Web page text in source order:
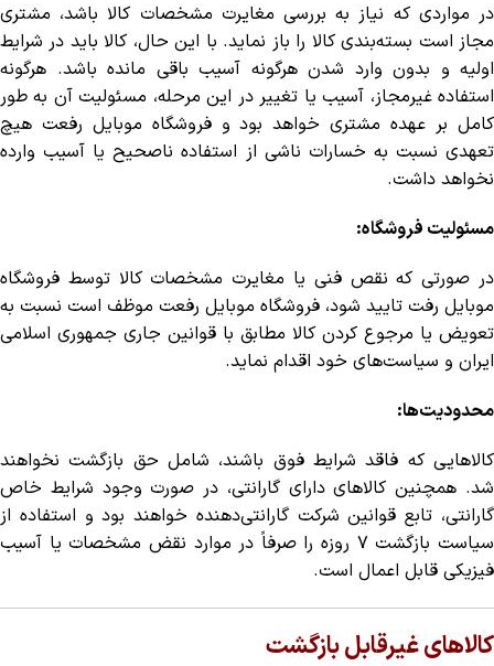
در مواردی که نیاز به بررسی مغایرت مشخصات کالا باشد، مشتری
مجاز است بسته‌بندی کالا را باز نماید. با این حال، کالا باید در شرایط
اولیه و بدون وارد شدن هرگونه آسیب باقی مانده باشد. هرگونه
استفاده غیرمجاز، آسیب یا تغییر در این مرحله، مسئولیت آن به طور
کامل بر عهده مشتری خواهد بود و فروشگاه موبایل رفعت هیچ
تعهدی نسبت به خسارات ناشی از استفاده ناصحیح یا آسیب وارده
نخواهد داشت.
مسئولیت فروشگاه:
در صورتی که نقص فنی یا مغایرت مشخصات کالا توسط فروشگاه
موبایل رفت تایید شود، فروشگاه موبایل رفعت موظف است نسبت به
تعویض یا مرجوع کردن کالا مطابق با قوانین جاری جمهوری اسلامی
ایران و سیاست‌های خود اقدام نماید.
محدودیت‌ها:
کالاهایی که فاقد شرایط فوق باشند، شامل حق بازگشت نخواهند
شد. همچنین کالاهای دارای گارانتی، در صورت وجود شرایط خاص
گارانتی، تابع قوانین شرکت گارانتی‌دهنده خواهند بود و استفاده از
سیاست بازگشت ۷ روزه را صرفاً در موارد نقض مشخصات یا آسیب
فیزیکی قابل اعمال است.
کالاهای غیرقابل بازگشت